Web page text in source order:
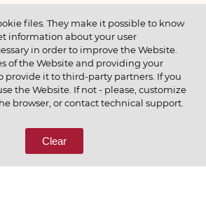
66
files. They make it possible to know
information about your user
in order to improve the Website.
of the Website and providing your
provide it to third-party partners. If you
the Website. If not - please, customize
browser, or contact technical support.
Clear